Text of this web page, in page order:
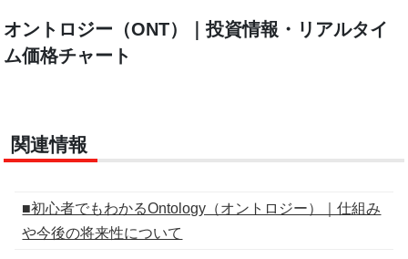
オントロジー（ONT）｜投資情報・リアルタイ
ム価格チャート
関連情報
■初心者でもわかるOntology（オントロジー）｜仕組み
や今後の将来性について